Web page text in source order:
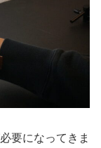
要になってきま